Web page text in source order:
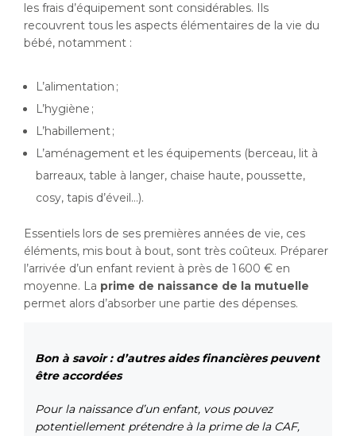
les frais d’équipement sont considérables. Ils
recouvrent tous les aspects élémentaires de la vie du
bébé, notamment :
L’alimentation ;
L’hygiène ;
L’habillement ;
L’aménagement et les équipements (berceau, lit à
barreaux, table à langer, chaise haute, poussette,
cosy, tapis d’éveil…).
Essentiels lors de ses premières années de vie, ces
éléments, mis bout à bout, sont très coûteux. Préparer
l’arrivée d’un enfant revient à près de 1 600 € en
moyenne. La prime de naissance de la mutuelle
permet alors d’absorber une partie des dépenses.
Bon à savoir : d’autres aides financières peuvent
être accordées
Pour la naissance d’un enfant, vous pouvez
potentiellement prétendre à la prime de la CAF,